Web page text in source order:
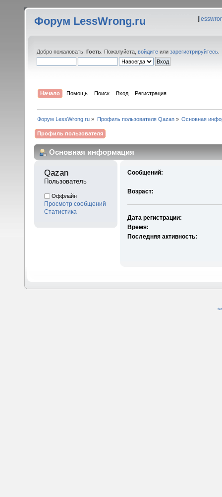
Форум LessWrong.ru [
Добро пожаловать, Гость . Пожалуйста, войдите или зарегистрируйтесь
Начало Помощь Поиск Вход Регистрация
Форум LessWrong.ru » Профиль пользователя Qazan» Основная
Профиль пользователя
Основная информация
Qazan
Пользователь
Оффлайн
Просмотр сообщений
Статистика
Сообщений:
Возраст:
Дата регистрации:
Время:
Последняя активность: